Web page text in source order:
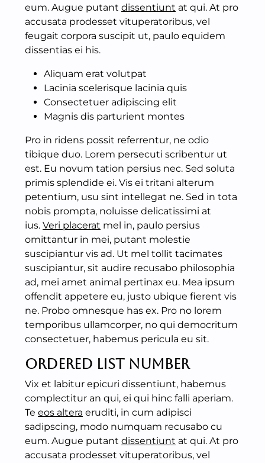
eum. Augue putant dissentiunt at qui. At pro
accusata prodesset vituperatoribus, vel
feugait corpora suscipit ut, paulo equidem
dissentias ei his.
Aliquam erat volutpat
Lacinia scelerisque lacinia quis
Consectetuer adipiscing elit
Magnis dis parturient montes
Pro in ridens possit referrentur, ne odio
tibique duo. Lorem persecuti scribentur ut
est. Eu novum tation persius nec. Sed soluta
primis splendide ei. Vis ei tritani alterum
petentium, usu sint intellegat ne. Sed in tota
nobis prompta, noluisse delicatissimi at
ius. Veri placerat mel in, paulo persius
omittantur in mei, putant molestie
suscipiantur vis ad. Ut mel tollit tacimates
suscipiantur, sit audire recusabo philosophia
ad, mei amet animal pertinax eu. Mea ipsum
offendit appetere eu, justo ubique fierent vis
ne. Probo omnesque has ex. Pro no lorem
temporibus ullamcorper, no qui democritum
consectetuer, habemus pericula eu sit.
Ordered List Number
Vix et labitur epicuri dissentiunt, habemus
complectitur an qui, ei qui hinc falli aperiam.
Te eos altera eruditi, in cum adipisci
sadipscing, modo numquam recusabo cu
eum. Augue putant dissentiunt at qui. At pro
accusata prodesset vituperatoribus, vel